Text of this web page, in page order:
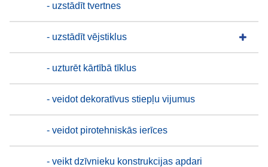
- uzstādīt tvertnes
- uzstādīt vējstiklus
- uzturēt kārtībā tīklus
- veidot dekoratīvus stiepļu vijumus
- veidot pirotehniskās ierīces
- veikt dzīvnieku konstrukcijas apdari